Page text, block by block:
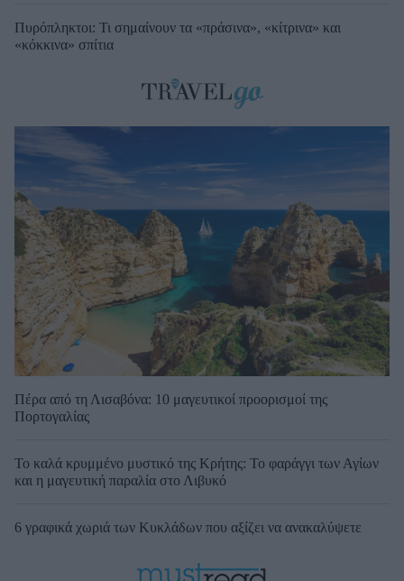
Πυρόπληκτοι: Τι σημαίνουν τα «πράσινα», «κίτρινα» και
«κόκκινα» σπίτια
Πέρα από τη Λισαβόνα: 10 μαγευτικοί προορισμοί της
Πορτογαλίας
Το καλά κρυμμένο μυστικό της Κρήτης: Το φαράγγι των Αγίων
και η μαγευτική παραλία στο Λιβυκό
6 γραφικά χωριά των Κυκλάδων που αξίζει να ανακαλύψετε